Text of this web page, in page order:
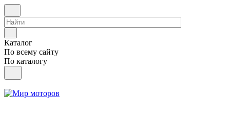
Каталог
По всему сайту
По каталогу